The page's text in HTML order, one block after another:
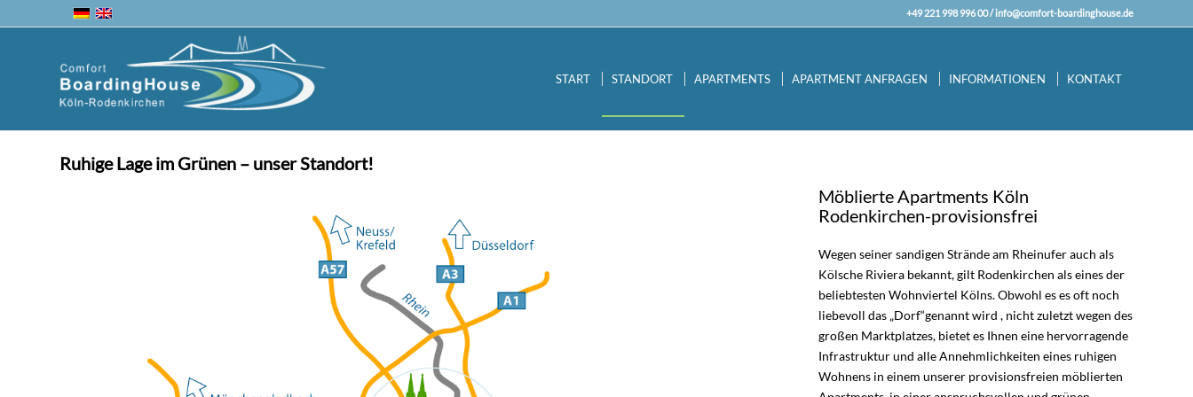
+49 221 998 996 00 /info@comfort-boardinghouse.de
START STANDORT APARTMENTS APARTMENT ANFRAGEN INFORMATIONEN KONTAKT
Ruhige Lage im Grünen – unser Standort!
Möblierte Apartments Köln
Rodenkirchen-provisionsfrei
Wegen seiner sandigen Strände am Rheinufer auch als
Kölsche Riviera bekannt, gilt Rodenkirchen als eines der
beliebtesten Wohnviertel Kölns. Obwohl es es oft noch
liebevoll das „Dorf“genannt wird , nicht zuletzt wegen des
großen Marktplatzes, bietet es Ihnen eine hervorragende
Infrastruktur und alle Annehmlichkeiten eines ruhigen
Wohnens in einem unserer provisionsfreien möblierten